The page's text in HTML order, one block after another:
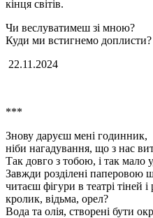
кінця світів.
Чи веслуватимеш зі мною?
Куди ми встигнемо доплисти?
22.11.2024
***
Знову даруєш мені годинник,
ніби нагадування, що з нас
Так довго з тобою, і так мало
Завжди розділені паперовою
читаєш фігури в театрі тіней і
кролик, відьма, орел?
Вода та олія, створені бути